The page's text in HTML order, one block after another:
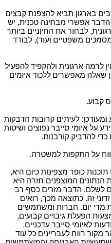
בארגון תביא להצפנת קבצים
הדבר אפשרי מבחינה טכנית, יש
לבחור את החיוניים ביותר
משפטיים ועוד), לבודד
ארגונית ולהקפיד להפעיל
שאלה מאפשרים ללכוד איומים
קבוע.
ומעודכן: לעיתים קרובות הדבקות
על איומי סייבר נפוצים ושיטות
להדביק קורבנות.
על התקפות למשטרה.
כופר מצפינות כיום היא,
המוצפנים חזרה היא
לשלם. הדבר מזרים כסף רב
זה. כתוצאה מכך, רואים
מדי יום. חברות ומשתמשים
הפעלת גיבויים קבועים,
לאיומי סייבר עדכניים.
מקור רווח לעבריינים כל עוד